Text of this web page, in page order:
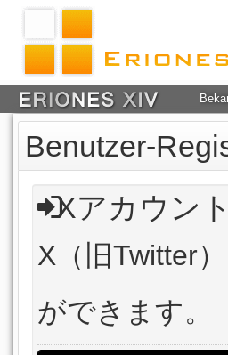
Benutzer-
Xアカウン
X（旧Twitter
ができます。